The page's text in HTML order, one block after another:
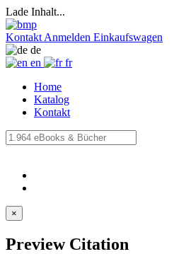
Lade Inhalt...
Kontakt Anmelden Einkaufswagen
de
en
fr
Home
Katalog
Kontakt
×
Preview Citation